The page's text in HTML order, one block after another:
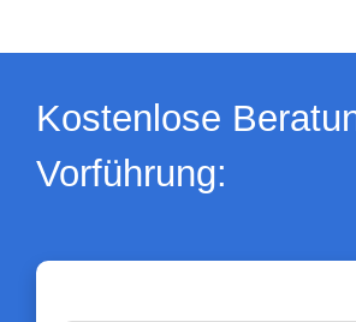
Kostenlose
Vorführung: